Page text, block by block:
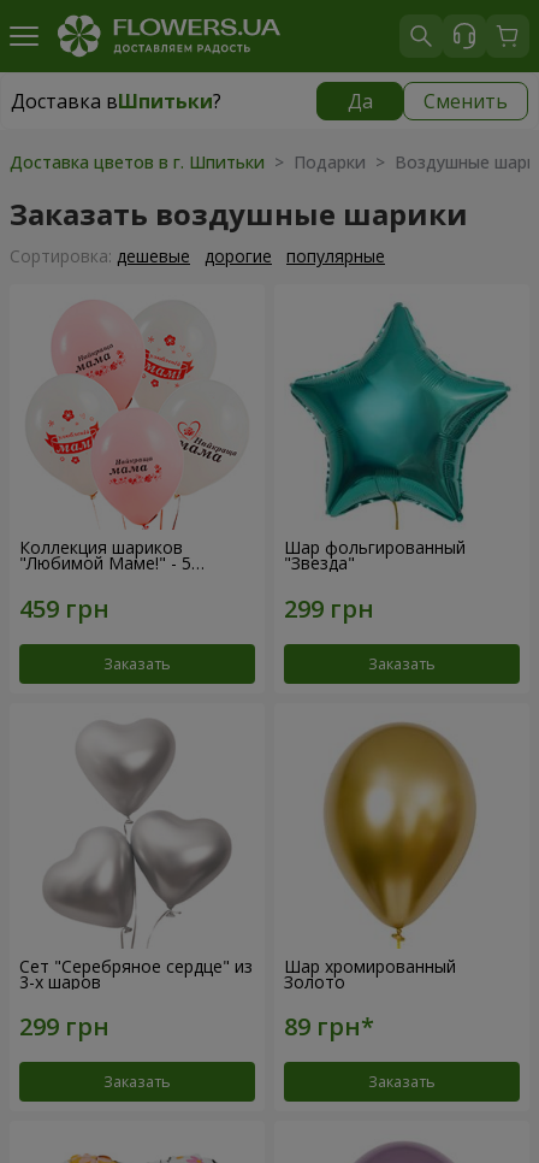
Доставка вШпитьки? Да Сменить
Доставка вШпитьки|
Доставка цветов в г. Шпитьки > Подарки > Воздушные
Заказать воздушные шарики
Cортировка: дешевые дорогие популярные
Коллекция шариков
"Любимой Маме!" - 5
Заказать
Шар фольгированный
"Звезда"
Заказать
Сет "Серебряное сердце" из
3-х шаров
Заказать
Шар хромированный
Золото
Заказать